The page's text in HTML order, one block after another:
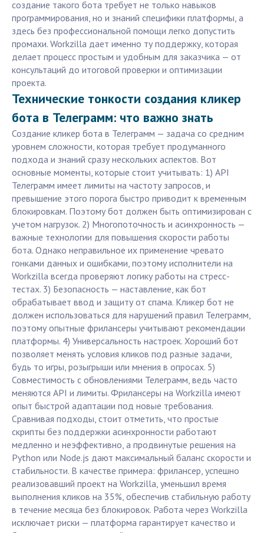
создание такого бота требует не только навыков
программирования, но и знаний специфики платформы, а
здесь без профессиональной помощи легко допустить
промахи. Workzilla дает именно ту поддержку, которая
делает процесс простым и удобным для заказчика — от
консультаций до итоговой проверки и оптимизации
проекта.
Технические тонкости создания кликер
бота в Телеграмм: что важно знать
Создание кликер бота в Телеграмм — задача со средним
уровнем сложности, которая требует продуманного
подхода и знаний сразу нескольких аспектов. Вот
основные моменты, которые стоит учитывать: 1) API
Телеграмм имеет лимиты на частоту запросов, и
превышение этого порога быстро приводит к временным
блокировкам. Поэтому бот должен быть оптимизирован с
учетом нагрузок. 2) Многопоточность и асинхронность —
важные технологии для повышения скорости работы
бота. Однако неправильное их применение чревато
гонками данных и ошибками, поэтому исполнители на
Workzilla всегда проверяют логику работы на стресс-
тестах. 3) Безопасность — наставление, как бот
обрабатывает ввод и защиту от спама. Кликер бот не
должен использоваться для нарушений правил Телеграмм,
поэтому опытные фрилансеры учитывают рекомендации
платформы. 4) Универсальность настроек. Хороший бот
позволяет менять условия кликов под разные задачи,
будь то игры, розыгрыши или мнения в опросах. 5)
Совместимость с обновлениями Телеграмм, ведь часто
меняются API и лимиты. Фрилансеры на Workzilla имеют
опыт быстрой адаптации под новые требования.
Сравнивая подходы, стоит отметить, что простые
скрипты без поддержки асинхронности работают
медленно и неэффективно, а продвинутые решения на
Python или Node.js дают максимальный баланс скорости и
стабильности. В качестве примера: фрилансер, успешно
реализовавший проект на Workzilla, уменьшил время
выполнения кликов на 35%, обеспечив стабильную работу
в течение месяца без блокировок. Работа через Workzilla
исключает риски — платформа гарантирует качество и